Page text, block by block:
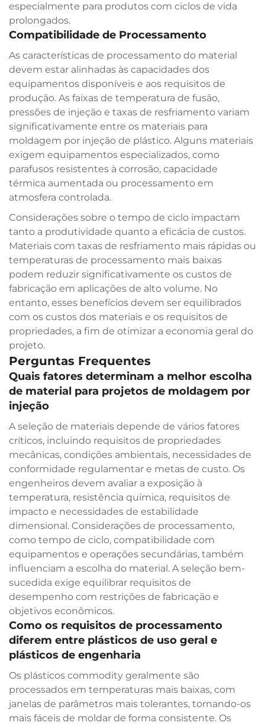
especialmente para produtos com ciclos de vida
prolongados.
Compatibilidade de Processamento
As características de processamento do material
devem estar alinhadas às capacidades dos
equipamentos disponíveis e aos requisitos de
produção. As faixas de temperatura de fusão,
pressões de injeção e taxas de resfriamento variam
significativamente entre os materiais para
moldagem por injeção de plástico. Alguns materiais
exigem equipamentos especializados, como
parafusos resistentes à corrosão, capacidade
térmica aumentada ou processamento em
atmosfera controlada.
Considerações sobre o tempo de ciclo impactam
tanto a produtividade quanto a eficácia de custos.
Materiais com taxas de resfriamento mais rápidas ou
temperaturas de processamento mais baixas
podem reduzir significativamente os custos de
fabricação em aplicações de alto volume. No
entanto, esses benefícios devem ser equilibrados
com os custos dos materiais e os requisitos de
propriedades, a fim de otimizar a economia geral do
projeto.
Perguntas Frequentes
Quais fatores determinam a melhor escolha
de material para projetos de moldagem por
injeção
A seleção de materiais depende de vários fatores
críticos, incluindo requisitos de propriedades
mecânicas, condições ambientais, necessidades de
conformidade regulamentar e metas de custo. Os
engenheiros devem avaliar a exposição à
temperatura, resistência química, requisitos de
impacto e necessidades de estabilidade
dimensional. Considerações de processamento,
como tempo de ciclo, compatibilidade com
equipamentos e operações secundárias, também
influenciam a escolha do material. A seleção bem-
sucedida exige equilibrar requisitos de
desempenho com restrições de fabricação e
objetivos econômicos.
Como os requisitos de processamento
diferem entre plásticos de uso geral e
plásticos de engenharia
Os plásticos commodity geralmente são
processados em temperaturas mais baixas, com
janelas de parâmetros mais tolerantes, tornando-os
mais fáceis de moldar de forma consistente. Os